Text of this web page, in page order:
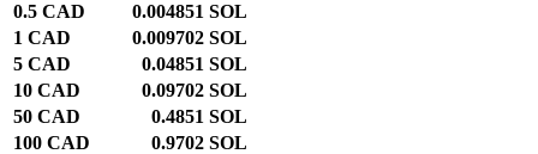
0.5 CAD
0.004851 SOL
1 CAD
0.009702 SOL
5 CAD
0.04851 SOL
10 CAD
0.09702 SOL
50 CAD
0.4851 SOL
100 CAD
0.9702 SOL